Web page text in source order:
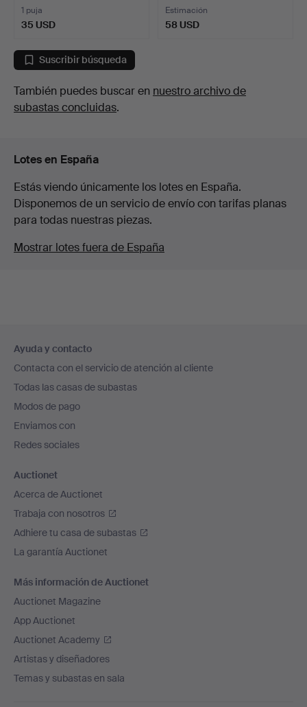
1 puja
35 USD
Estimación
58 USD
Suscribir búsqueda
También puedes buscar en nuestro archivo de
subastas concluidas.
Lotes en España
Estás viendo únicamente los lotes en España.
Disponemos de un servicio de envío con tarifas planas
para todas nuestras piezas.
Mostrar lotes fuera de España
en
el
pie
de
página
Ayuda y contacto
Contacta con el servicio de atención al cliente
Todas las casas de subastas
Modos de pago
Enviamos con
Redes sociales
Auctionet
Acerca de Auctionet
Trabaja con nosotros
Adhiere tu casa de subastas
La garantía Auctionet
Más información de Auctionet
Auctionet Magazine
App Auctionet
Auctionet Academy
Artistas y diseñadores
Temas y subastas en sala